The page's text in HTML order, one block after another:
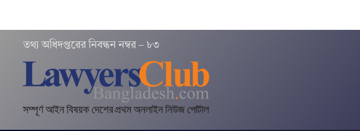
তথ‌্য অ‌ধিদপ্ত‌রের নিবন্ধন নম্বর – ৮৩